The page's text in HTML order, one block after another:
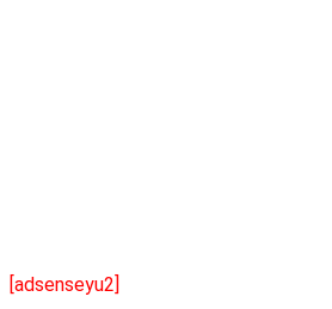
[adsenseyu2]